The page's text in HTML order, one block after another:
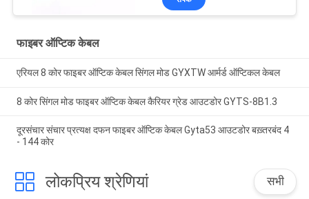
फाइबर ऑप्टिक केबल
एरियल 8 कोर फाइबर ऑप्टिक केबल सिंगल मोड GYXTW आर्मर्ड ऑप्टिकल केबल
8 कोर सिंगल मोड फाइबर ऑप्टिक केबल कैरियर ग्रेड आउटडोर GYTS-8B1.3
दूरसंचार संचार प्रत्यक्ष दफन फाइबर ऑप्टिक केबल Gyta53 आउटडोर बख़्तरबंद 4
- 144 कोर
लोकप्रिय श्रेणियां सभी